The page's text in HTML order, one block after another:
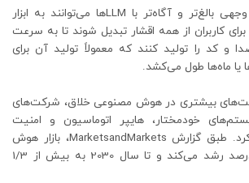
رابط‌های چت‌بات چند وجهی بالغ‌تر و آگاه‌تر با LLM‌ها می‌توانند به ابزار
کاربران از همه اقشار تبدیل شوند تا به سرعت
و کد را تولید کنند که معمولاً تولید آن برای
یا ماه‌ها طول می‌کشد.
بیشتری در هوش مصنوعی خلاق، شرکت‌های
خودمختار، هایپر اتوماسیون و امنیت
سایبری ایجاد خواهد کرد. طبق گزارش MarketsandMarkets، بازار هوش
مصنوعی سالانه 35 درصد رشد می‌کند و تا سال 2030 به بیش از 1/3